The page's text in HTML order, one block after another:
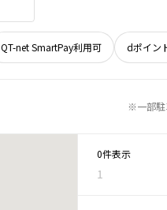
QT-net SmartPay利用可 dポイン
※一部駐
0件表示
1